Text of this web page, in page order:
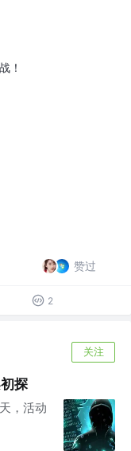
！
赞过
2
关注
探
，活动